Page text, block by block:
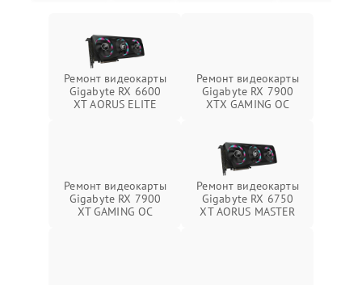
Ремонт видеокарты
Gigabyte RX 6600
XT AORUS ELITE
Ремонт видеокарты
Gigabyte RX 7900
XTX GAMING OC
Ремонт видеокарты
Gigabyte RX 7900
XT GAMING OC
Ремонт видеокарты
Gigabyte RX 6750
XT AORUS MASTER